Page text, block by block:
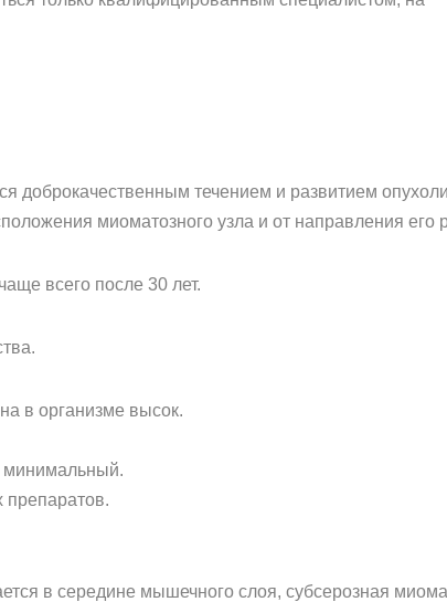
доброкачественным течением и развитием
миоматозного узла и от направления его
всего после 30 лет.
в организме высок.
минимальный.
в середине мышечного слоя, субсерозная